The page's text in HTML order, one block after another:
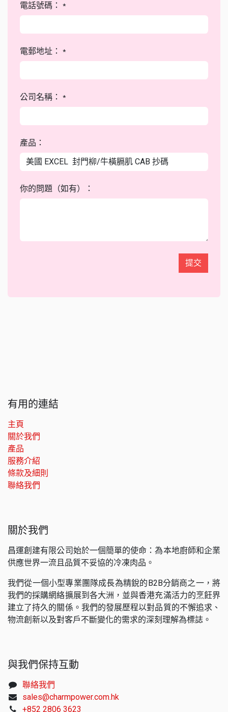
電話號碼： *
電郵地址： *
公司名稱： *
產品：
你的問題（如有）：
提交
有用的連結
主頁
關於我們
產品
服務介紹
條款及細則
聯絡我們
關於我們
昌運創建有限公司始於一個簡單的使命：為本地廚師和企業
供應世界一流且品質不妥協的冷凍肉品。
我們從一個小型專業團隊成長為精銳的B2B分銷商之一，將
我們的採購網絡擴展到各大洲，並與香港充滿活力的烹飪界
建立了持久的關係。我們的發展歷程以對品質的不懈追求、
物流創新以及對客戶不斷變化的需求的深刻理解為標誌。
與我們保持互動
聯絡我們
sales@charmpower.com.hk
+852 2806 3623